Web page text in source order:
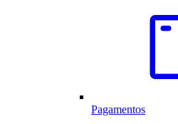
Pagamentos